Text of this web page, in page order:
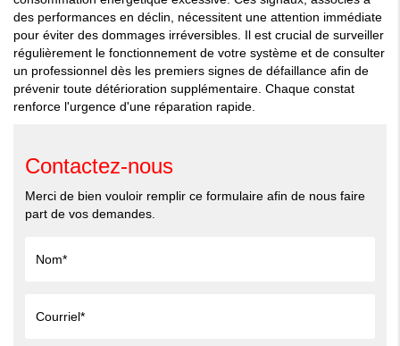
des performances en déclin, nécessitent une attention immédiate
pour éviter des dommages irréversibles. Il est crucial de surveiller
régulièrement le fonctionnement de votre système et de consulter
un professionnel dès les premiers signes de défaillance afin de
prévenir toute détérioration supplémentaire. Chaque constat
renforce l'urgence d'une réparation rapide.
Contactez-nous
Merci de bien vouloir remplir ce formulaire afin de nous faire
part de vos demandes.